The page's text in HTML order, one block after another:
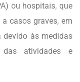
ou hospitais, que
casos graves, em
devido às medidas
das atividades e